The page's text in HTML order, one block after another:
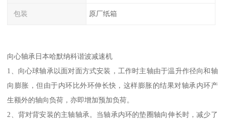
包装 原厂纸箱
向心轴承日本哈默纳科谐波减速机
1、向心球轴承以面对面方式安装，工作时主轴由于温升作径向和轴
向膨胀，但由于内环比外环伸长快，这样膨胀的结果对轴承内环产
生额外的轴向负荷，亦即增加预加负荷。
2、背对背安装的主轴轴承。当轴承内环的垫圈轴向伸长时，减少了